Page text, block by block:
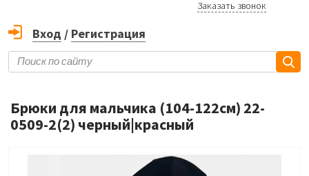
Заказать звонок
Вход / Регистрация
Брюки для мальчика (104-122см) 22-
0509-2(2) черный|красный